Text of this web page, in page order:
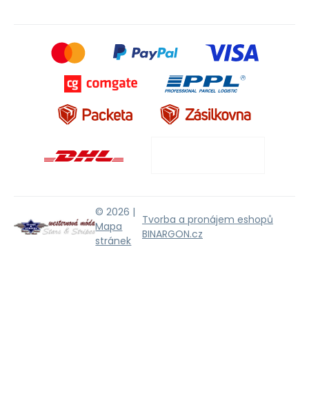
© 2026 |
Mapa
stránek
Tvorba a pronájem eshopů
BINARGON.cz